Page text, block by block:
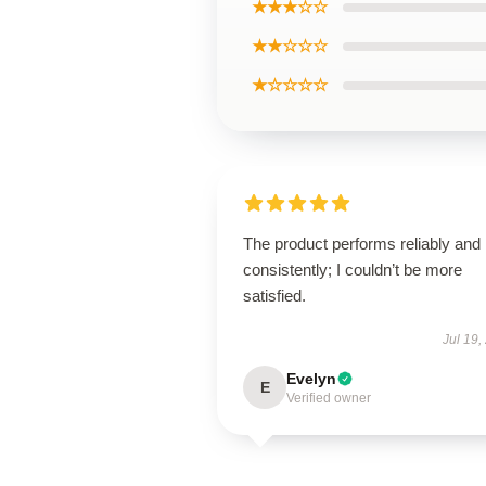
★★★☆☆
★★☆☆☆
★☆☆☆☆
The product performs reliably and
consistently; I couldn’t be more
satisfied.
Jul 19,
E Evelyn
Verified owner